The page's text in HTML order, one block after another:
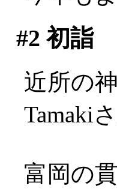
#2 初詣
近所の
Tamaki
富岡の